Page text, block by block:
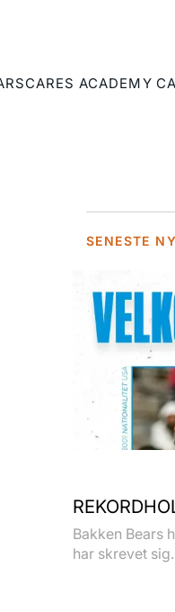
ACADEMY
SENESTE
Bakken Bears
har skrevet